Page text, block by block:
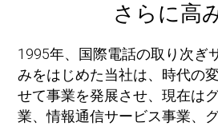
さらに高
1995年、国際電話の取り次ぎ
みをはじめた当社は、時代の
せて事業を発展させ、現在は
業、情報通信サービス事業、